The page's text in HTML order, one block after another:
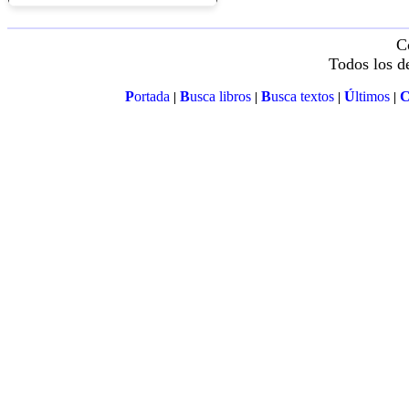
Todos los
Portada| Busca libros| Busca textos| Últimos|